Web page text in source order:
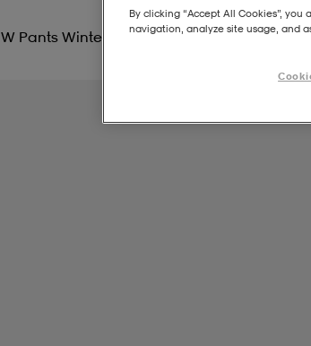
W Pants Winter Run
By clicking “Accept All Cookies”,
navigation, analyze site usage, and